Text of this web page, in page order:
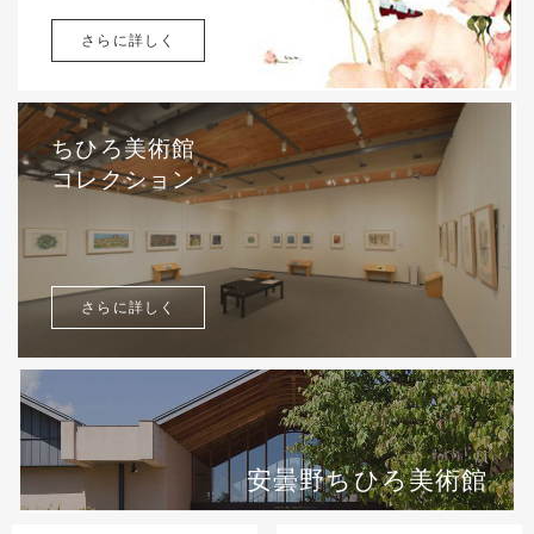
さらに詳しく
ちひろ美術館
コレクション
さらに詳しく
安曇野ちひろ美術館